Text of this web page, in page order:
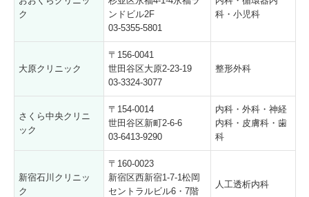
ク
ンドビル2F
03-5355-5801
科・小児科
大原クリニック
〒156-0041
世田谷区大原2-23-19
03-3324-3077
整形外科
さくら中央クリニ
ック
〒154-0014
世田谷区新町2-6-6
03-6413-9290
内科・外科・神経
内科・皮膚科・歯
科
新宿石川クリニッ
ク
〒160-0023
新宿区西新宿1-7-1松岡
セントラルビル6・7階
人工透析内科